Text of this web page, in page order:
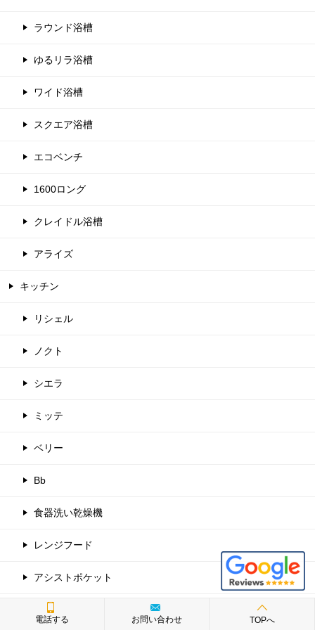
ラウンド浴槽
ゆるリラ浴槽
ワイド浴槽
スクエア浴槽
エコベンチ
1600ロング
クレイドル浴槽
アライズ
キッチン
リシェル
ノクト
シエラ
ミッテ
ベリー
Bb
食器洗い乾燥機
レンジフード
アシストポケット
アレスタ
電話する お問い合わせ TOPへ